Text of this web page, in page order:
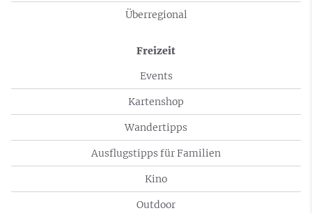
Überregional
Freizeit
Events
Kartenshop
Wandertipps
Ausflugstipps für Familien
Kino
Outdoor